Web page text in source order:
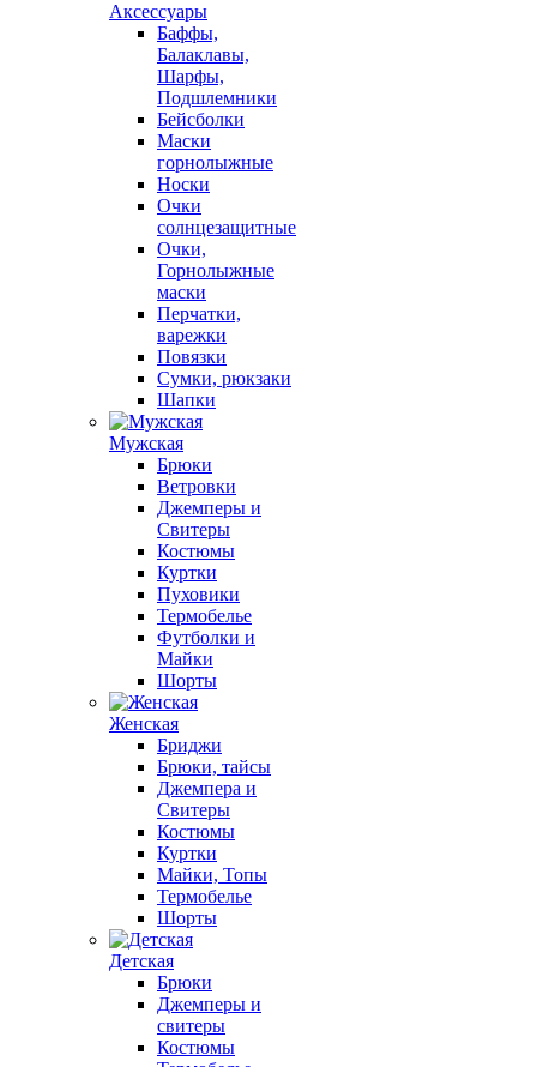
Аксессуары
Баффы,
Балаклавы,
Шарфы,
Подшлемники
Бейсболки
Маски
горнолыжные
Носки
Очки
солнцезащитные
Очки,
Горнолыжные
маски
Перчатки,
варежки
Повязки
Сумки, рюкзаки
Шапки
Мужская
Брюки
Ветровки
Джемперы и
Свитеры
Костюмы
Куртки
Пуховики
Термобелье
Футболки и
Майки
Шорты
Женская
Бриджи
Брюки, тайсы
Джемпера и
Свитеры
Костюмы
Куртки
Майки, Топы
Термобелье
Шорты
Детская
Брюки
Джемперы и
свитеры
Костюмы